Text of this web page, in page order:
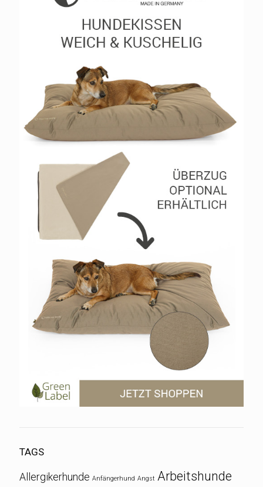
TAGS
Allergikerhunde Anfängerhund Angst Arbeitshunde